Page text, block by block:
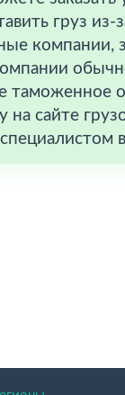
груз
на сайте